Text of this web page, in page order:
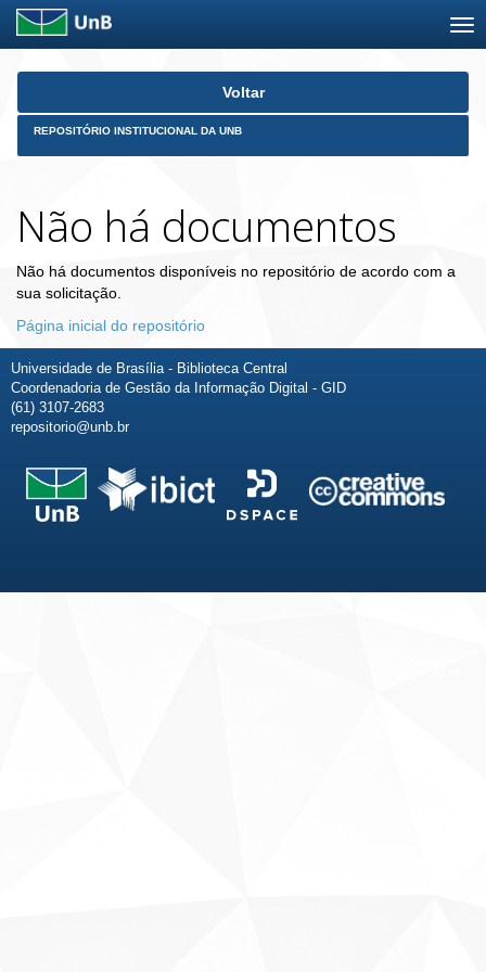
Skip
Voltar
REPOSITÓRIO INSTITUCIONAL DA UNB
Não há documentos
Não há documentos disponíveis no repositório de acordo com a
sua solicitação.
Página inicial do repositório
Universidade de Brasília - Biblioteca Central
Coordenadoria de Gestão da Informação Digital - GID
(61) 3107-2683
repositorio@unb.br